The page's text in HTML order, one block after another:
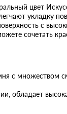
цвет
укладку
с
сочетать
с множеством
обладает